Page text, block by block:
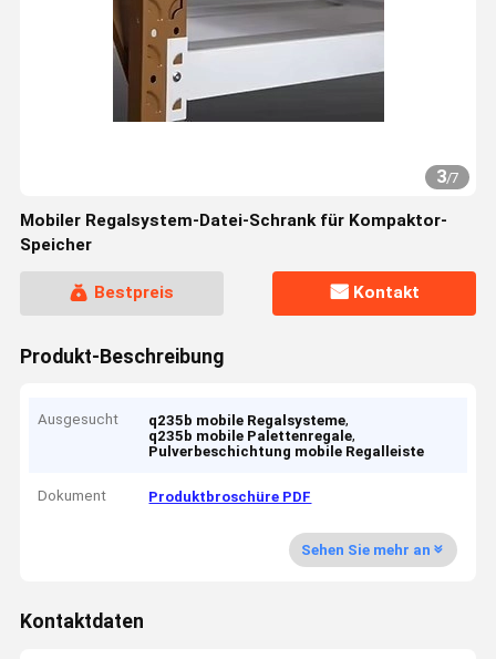
3/7
Mobiler Regalsystem-Datei-Schrank für Kompaktor-
Speicher
Bestpreis Kontakt
Produkt-Beschreibung
Ausgesucht q235b mobile Regalsysteme,
q235b mobile Palettenregale,
Pulverbeschichtung mobile Regalleiste
Dokument Produktbroschüre PDF
Sehen Sie mehr an
Kontaktdaten